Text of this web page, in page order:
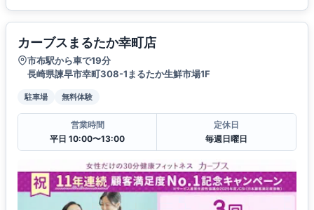
カーブスまるたか幸町店
市布駅から車で19分
長崎県諫早市幸町308-1まるたか生鮮市場1F
駐車場 無料体験
営業時間
平日 10:00〜13:00
定休日
毎週日曜日